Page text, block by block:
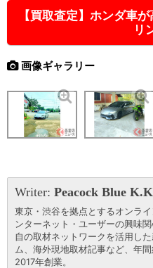
【買取査定】ホンダ車
リ
画像ギャラリー
Writer: Peacock Blue
東京・渋谷を拠点とするオンラ
ンターネット・ユーザーの興味
自の取材ネットワークを活用し
ム、海外現地取材記事など、年
2017年創業。